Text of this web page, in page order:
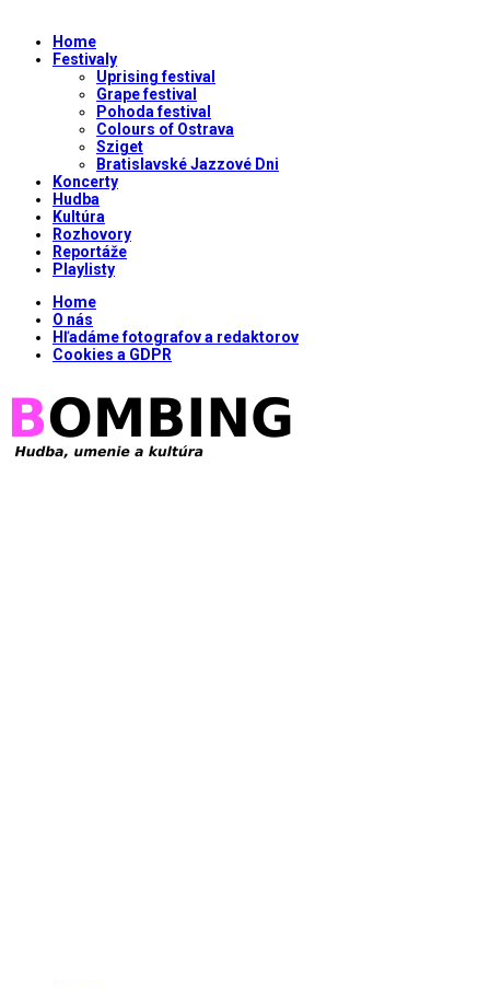
Home
Festivaly
Uprising festival
Grape festival
Pohoda festival
Colours of Ostrava
Sziget
Bratislavské Jazzové Dni
Koncerty
Hudba
Kultúra
Rozhovory
Reportáže
Playlisty
Home
O nás
Hľadáme fotografov a redaktorov
Cookies a GDPR